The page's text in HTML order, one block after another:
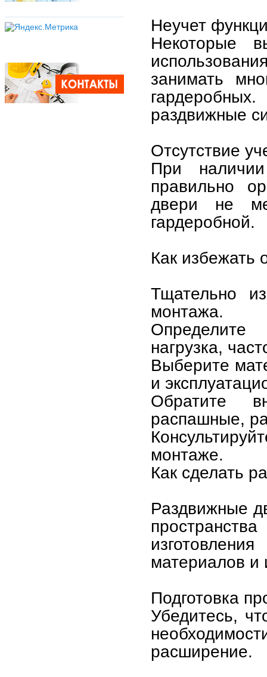
Неучет
Некоторые
занимать
раздвижные
Отсутствие
При наличии
правильно
двери не
гардеробной.
Как избежать
Тщательно
монтажа.
Определите
нагрузка,
Выберите
и
Обратите
распашные,
монтаже.
Как сделать
Раздвижные
материалов и
Подготовка
Убедитесь,
расширение.